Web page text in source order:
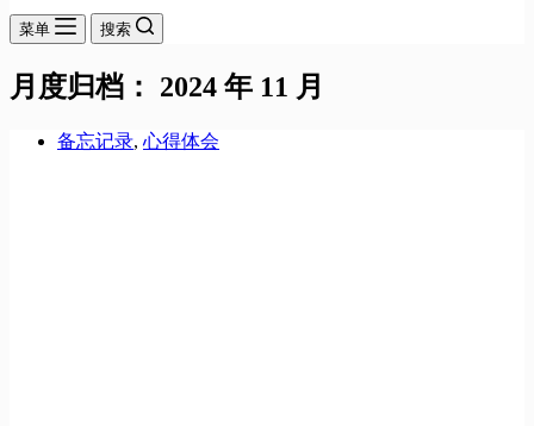
菜单 搜索
月度归档： 2024 年 11 月
备忘记录, 心得体会